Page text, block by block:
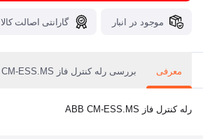
موجود در انبار گارانتی اصالت کالا
معرفی بررسی رله کنترل فاز ABB CM-ESS.MS
رله کنترل فاز ABB CM-ESS.MS